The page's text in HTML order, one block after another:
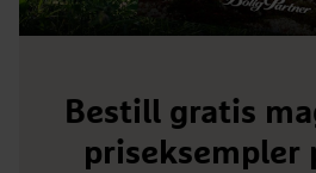
Bestill gratis
priseksempler